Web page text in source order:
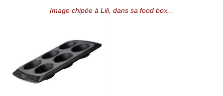
Image chipée à Lili, dans sa food box...